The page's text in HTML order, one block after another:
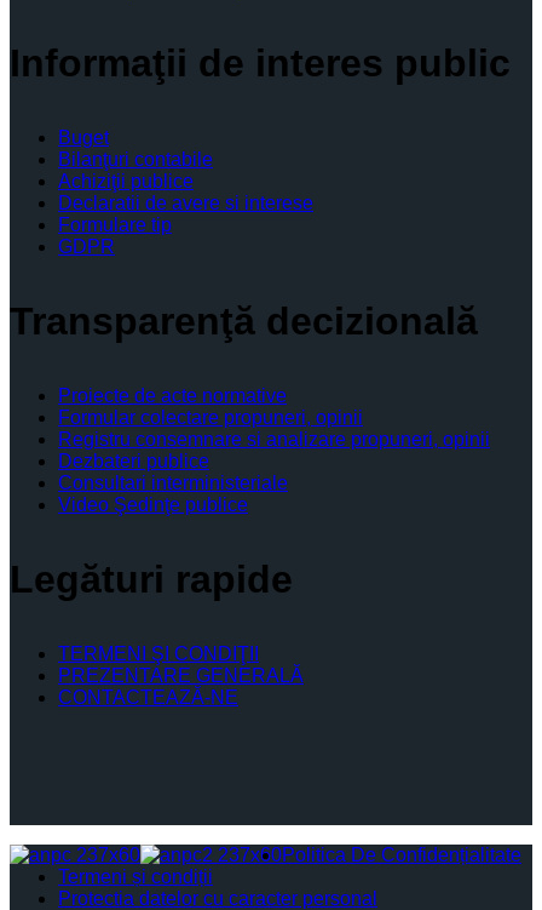
Informaţii de interes public
Buget
Bilanţuri contabile
Achiziţii publice
Declaratii de avere si interese
Formulare tip
GDPR
Transparenţă decizională
Proiecte de acte normative
Formular colectare propuneri, opinii
Registru consemnare si analizare propuneri, opinii
Dezbateri publice
Consultari interministeriale
Video Şedinţe publice
Legături rapide
TERMENI ŞI CONDIŢII
PREZENTARE GENERALĂ
CONTACTEAZĂ-NE
Politica De Confidențialitate
Termeni și condiții
Protectia datelor cu caracter personal